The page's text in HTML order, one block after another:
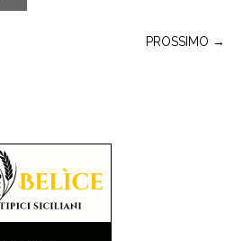
PROSSIMO →